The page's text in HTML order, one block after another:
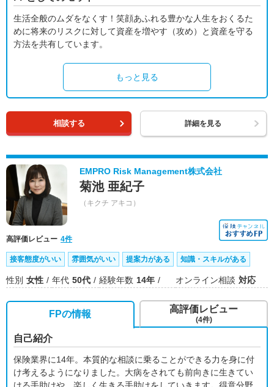
生活全般のムダをなくす！笑顔あふれる豊かな人生をおくるた
めに将来のリスクに対して資産を増やす（攻め）と資産を守る
方法を共有しています。
もっと見る
相談する 詳細を見る
EMPRO Risk Management株式会社
菊池 亜紀子
（キクチ アキコ）
高評価レビュー 4件
接客態度がいい 雰囲気がいい 提案力がある 知識・スキルがある
性別 女性 年代 50代 経験年数 14年 オンライン相談 対応
FPの情報
自己紹介
保険業界に14年。本質的な相談に乗ることができる力を身に付
け考えるようになりました。大病をされても前向きに生きてい
高評価レビュー
(4件)